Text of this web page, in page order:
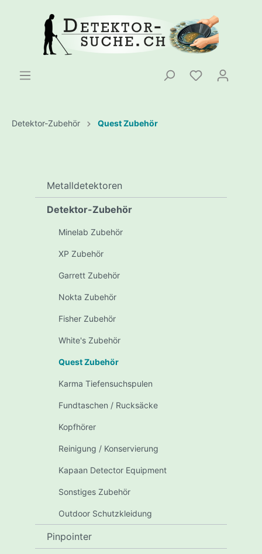
Detektor-Zubehör Quest Zubehör
Metalldetektoren
Detektor-Zubehör
Minelab Zubehör
XP Zubehör
Garrett Zubehör
Nokta Zubehör
Fisher Zubehör
White's Zubehör
Quest Zubehör
Karma Tiefensuchspulen
Fundtaschen / Rucksäcke
Kopfhörer
Reinigung / Konservierung
Kapaan Detector Equipment
Sonstiges Zubehör
Outdoor Schutzkleidung
Pinpointer